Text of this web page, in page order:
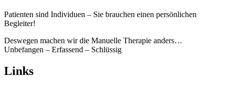
Patienten sind Individuen – Sie brauchen einen persönlichen
Begleiter!
Deswegen machen wir die Manuelle Therapie anders…
Unbefangen – Erfassend – Schlüssig
Links